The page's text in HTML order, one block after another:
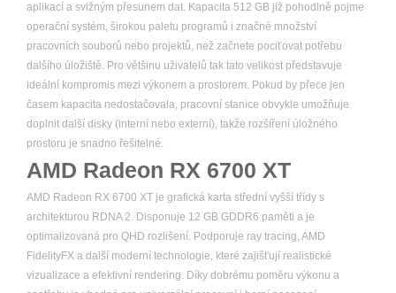
aplikací a svižným přesunem dat. Kapacita 512 GB již pohodlně pojme
operační systém, širokou paletu programů i značné množství
pracovních souborů nebo projektů, než začnete pociťovat potřebu
dalšího úložiště. Pro většinu uživatelů tak tato velikost představuje
ideální kompromis mezi výkonem a prostorem. Pokud by přece jen
časem kapacita nedostačovala, pracovní stanice obvykle umožňuje
doplnit další disky (interní nebo externí), takže rozšíření úložného
prostoru je snadno řešitelné.
AMD Radeon RX 6700 XT
AMD Radeon RX 6700 XT je grafická karta střední vyšší třídy s
architekturou RDNA 2. Disponuje 12 GB GDDR6 paměti a je
optimalizovaná pro QHD rozlišení. Podporuje ray tracing, AMD
FidelityFX a další moderní technologie, které zajišťují realistické
vizualizace a efektivní rendering. Díky dobrému poměru výkonu a